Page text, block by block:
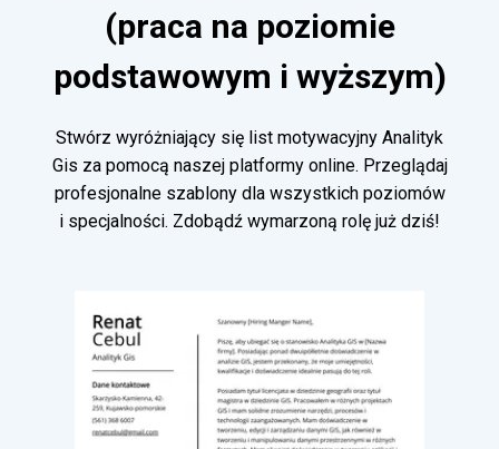
(praca na poziomie
podstawowym i wyższym)
Stwórz wyróżniający się list motywacyjny Analityk
Gis za pomocą naszej platformy online. Przeglądaj
profesjonalne szablony dla wszystkich poziomów
i specjalności. Zdobądź wymarzoną rolę już dziś!